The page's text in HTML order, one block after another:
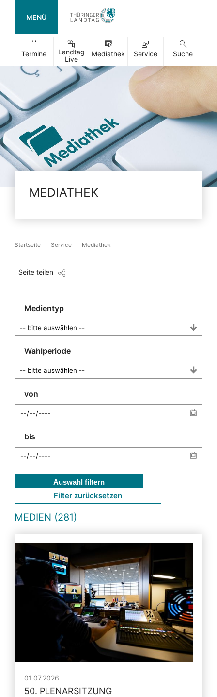
MENÜ
Termine
Landtag
Live
Mediathek Service Suche
MEDIATHEK
Startseite Service Mediathek
Seite teilen
Medientyp
Wahlperiode
von
bis
Auswahl filtern
Filter zurücksetzen
MEDIEN (281)
01.07.2026
50. PLENARSITZUNG